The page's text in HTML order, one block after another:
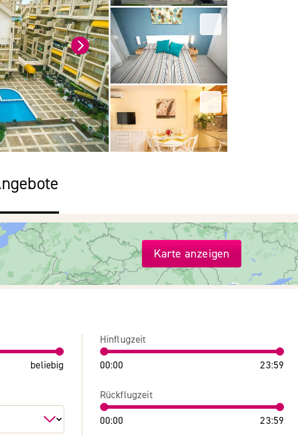
Karte anzeigen
beliebig
Hinflugzeit
00:00 23:59
Rückflugzeit
00:00 23:59